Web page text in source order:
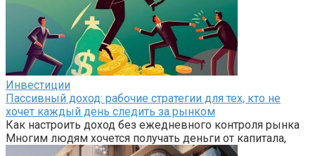
Инвестиции
Пассивный доход: рабочие стратегии для тех, кто не
хочет каждый день следить за рынком
Как настроить доход без ежедневного контроля рынка
Многим людям хочется получать деньги от капитала,